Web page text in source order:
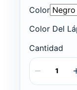
Color
Color Del
Cantidad